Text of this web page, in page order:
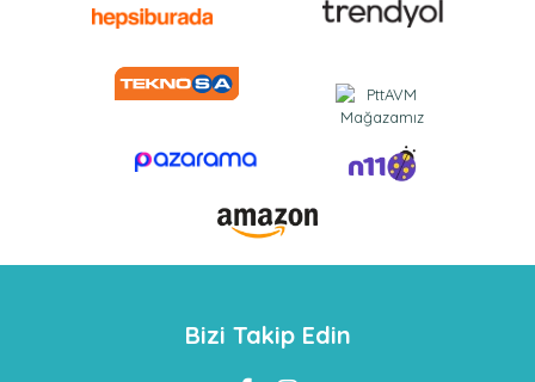
Bizi Takip Edin